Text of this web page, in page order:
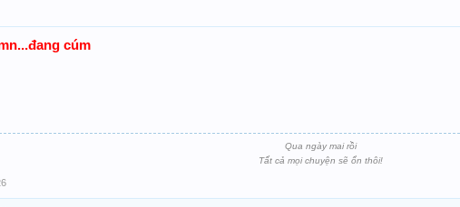
cúm
Qua ngày mai rồi
Tất cả mọi chuyện sẽ ổn thôi!